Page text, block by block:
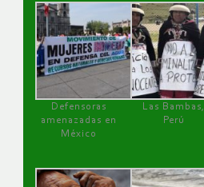
Defensoras
amenazadas en
México
Las Bambas,
Perú